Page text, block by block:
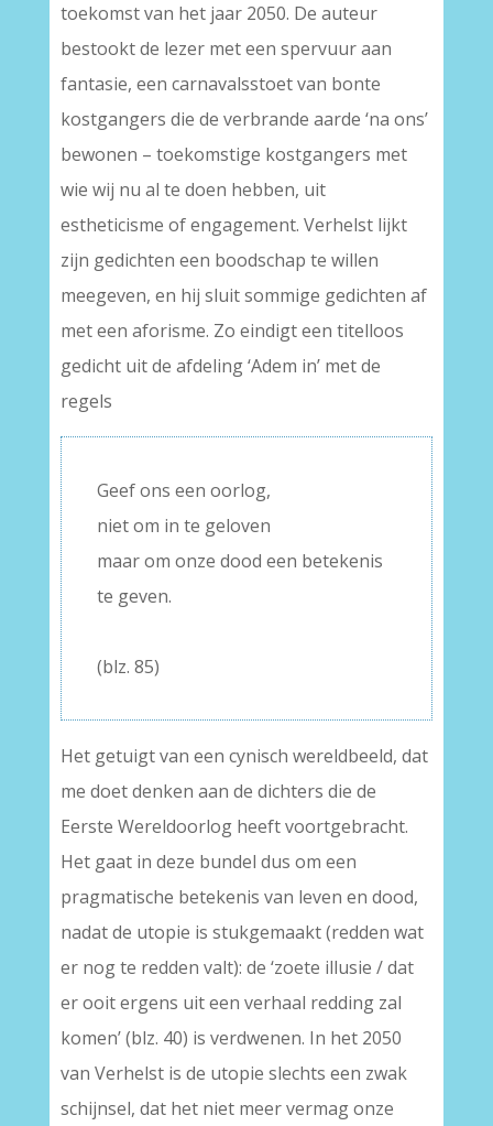
toekomst van het jaar 2050. De auteur
bestookt de lezer met een spervuur aan
fantasie, een carnavalsstoet van bonte
kostgangers die de verbrande aarde ‘na ons’
bewonen – toekomstige kostgangers met
wie wij nu al te doen hebben, uit
estheticisme of engagement. Verhelst lijkt
zijn gedichten een boodschap te willen
meegeven, en hij sluit sommige gedichten af
met een aforisme. Zo eindigt een titelloos
gedicht uit de afdeling ‘Adem in’ met de
regels
Geef ons een oorlog,
niet om in te geloven
maar om onze dood een betekenis
te geven.
(blz. 85)
Het getuigt van een cynisch wereldbeeld, dat
me doet denken aan de dichters die de
Eerste Wereldoorlog heeft voortgebracht.
Het gaat in deze bundel dus om een
pragmatische betekenis van leven en dood,
nadat de utopie is stukgemaakt (redden wat
er nog te redden valt): de ‘zoete illusie / dat
er ooit ergens uit een verhaal redding zal
komen’ (blz. 40) is verdwenen. In het 2050
van Verhelst is de utopie slechts een zwak
schijnsel, dat het niet meer vermag onze